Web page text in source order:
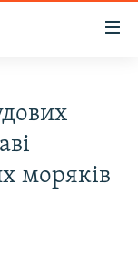
моряків